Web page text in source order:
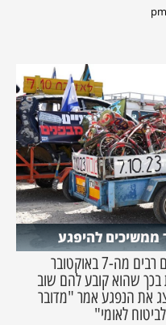
המוסד לביטוח לאומי כופה על נפגעים רבים מה-7 באוקטובר
בכך שהוא קובע להם שוב
את הנפגע אמר "מדובר
לאומי"